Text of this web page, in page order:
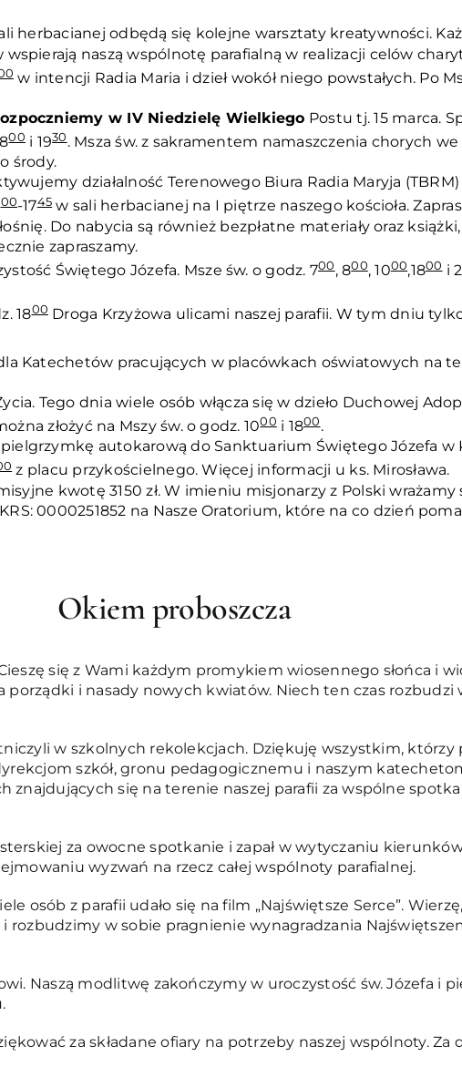
herbacianej odbędą się kolejne warsztaty kreatywności.
naszą wspólnotę parafialną w realizacji celów
w intencji Radia Maria i dzieł wokół niego powstałych. Po
w IV Niedzielę Wielkiego Postu tj. 15 marca.
00i 1930. Msza św. z sakramentem namaszczenia chorych we
środy.
działalność Terenowego Biura Radia Maryja
00-1745w sali herbacianej na I piętrze naszego kościoła.
Do nabycia są również bezpłatne materiały oraz
zapraszamy.
Świętego Józefa. Msze św. o godz. 700, 800, 1000,1800i
1800Droga Krzyżowa ulicami naszej parafii. W tym dniu
Katechetów pracujących w placówkach oświatowych na
Tego dnia wiele osób włącza się w dzieło Duchowej
złożyć na Mszy św. o godz. 1000i 1800.
autokarową do Sanktuarium Świętego Józefa w
z placu przykościelnego. Więcej informacji u ks. Mirosława.
kwotę 3150 zł. W imieniu misjonarzy z Polski
0000251852 na Nasze Oratorium, które na co dzień
Okiem proboszcza
się z Wami każdym promykiem wiosennego słońca i
porządki i nasady nowych kwiatów. Niech ten czas rozbudzi
w szkolnych rekolekcjach. Dziękuję wszystkim, którzy
szkół, gronu pedagogicznemu i naszym
się na terenie naszej parafii za wspólne
za owocne spotkanie i zapał w wytyczaniu
wyzwań na rzecz całej wspólnoty parafialnej.
osób z parafii udało się na film „Najświętsze Serce”.
rozbudzimy w sobie pragnienie wynagradzania
Naszą modlitwę zakończymy w uroczystość św. Józefa i
za składane ofiary na potrzeby naszej wspólnoty. Za